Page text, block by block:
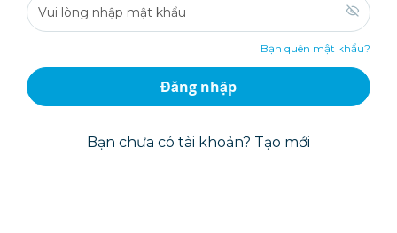
Bạn quên mật khẩu?
Đăng nhập
Bạn chưa có tài khoản? Tạo mới